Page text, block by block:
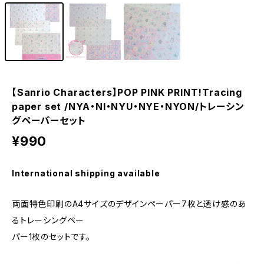
【Sanrio Characters】POP PINK PRINT!Tracing
paper set /NYA・NI・NYU・NYE・NYON/トレーシン
グペーパーセット
¥990
International shipping available
両面特色印刷のA4サイズのデザインペーパー7枚と透け感のあ
るトレーシングペー
パー1枚のセットです。